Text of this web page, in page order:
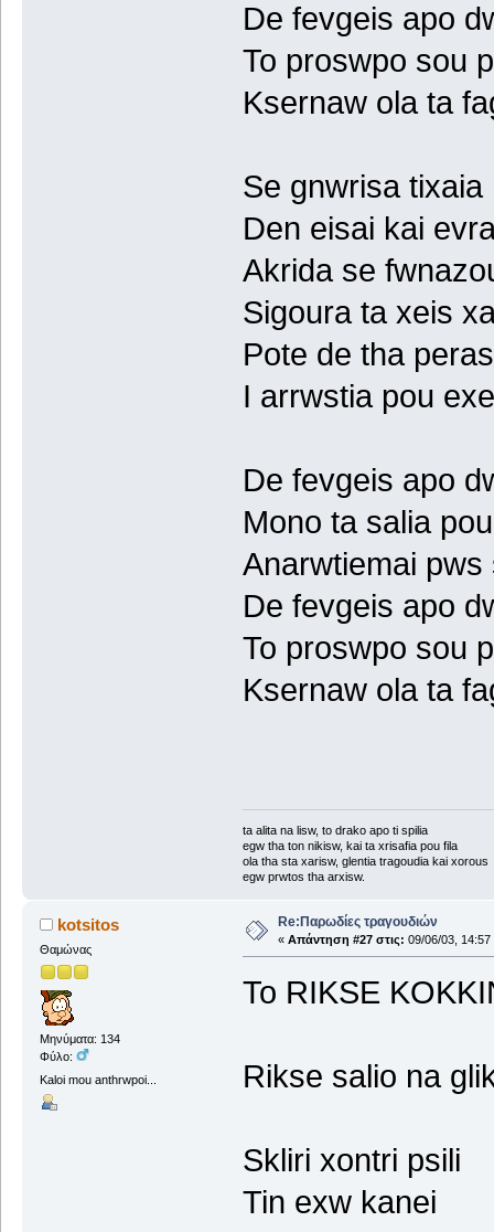
De fevgeis apo
To proswpo sou
Ksernaw ola ta
Se gnwrisa tixaia
Den eisai kai
Akrida se
Sigoura ta xeis
Pote de tha
I arrwstia pou
De fevgeis apo
Mono ta salia
Anarwtiemai pws
De fevgeis apo
To proswpo sou
Ksernaw ola ta
ta alita na lisw, to drako apo ti spilia
egw tha ton nikisw, kai ta xrisafia pou fila
ola tha sta xarisw, glentia tragoudia kai xorous
egw prwtos tha arxisw.
kotsitos
Θαμώνας
Μηνύματα: 134
Φύλο:
Kaloi mou anthrwpoi...
Re:Παρωδίες τραγουδιών
« Απάντηση #27 στις: 09/06/03, 14:57
To RIKSE
Rikse salio na
Skliri xontri psili
Tin exw kanei